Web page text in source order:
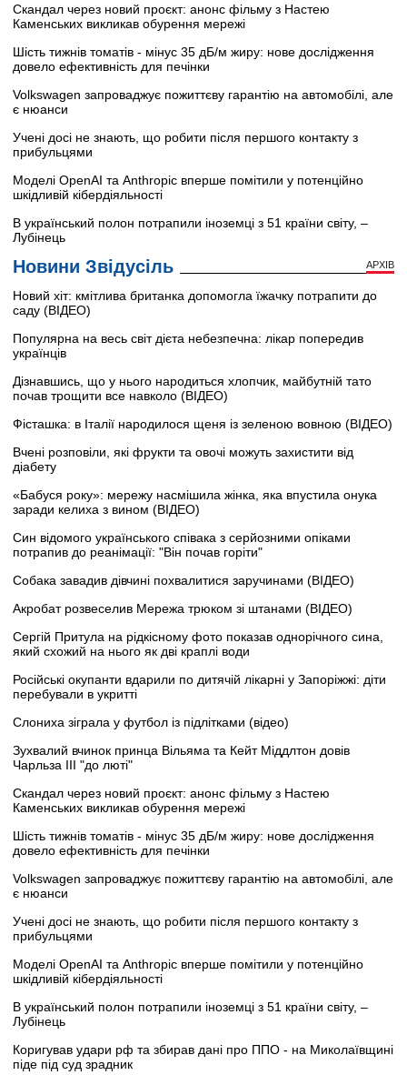
Скандал через новий проєкт: анонс фільму з Настею
Каменських викликав обурення мережі
Шість тижнів томатів - мінус 35 дБ/м жиру: нове дослідження
довело ефективність для печінки
Volkswagen запроваджує пожиттєву гарантію на автомобілі, але
є нюанси
Учені досі не знають, що робити після першого контакту з
прибульцями
Моделі OpenAI та Anthropic вперше помітили у потенційно
шкідливій кібердіяльності
В український полон потрапили іноземці з 51 країни світу, –
Лубінець
Новини Звідусіль АРХІВ
Новий хіт: кмітлива британка допомогла їжачку потрапити до
саду (ВІДЕО)
Популярна на весь світ дієта небезпечна: лікар попередив
українців
Дізнавшись, що у нього народиться хлопчик, майбутній тато
почав трощити все навколо (ВІДЕО)
Фісташка: в Італії народилося щеня із зеленою вовною (ВІДЕО)
Вчені розповіли, які фрукти та овочі можуть захистити від
діабету
«Бабуся року»: мережу насмішила жінка, яка впустила онука
заради келиха з вином (ВІДЕО)
Син відомого українського співака з серйозними опіками
потрапив до реанімації: "Він почав горіти"
Собака завадив дівчині похвалитися заручинами (ВІДЕО)
Акробат розвеселив Мережа трюком зі штанами (ВІДЕО)
Сергій Притула на рідкісному фото показав однорічного сина,
який схожий на нього як дві краплі води
Російські окупанти вдарили по дитячій лікарні у Запоріжжі: діти
перебували в укритті
Слониха зіграла у футбол із підлітками (відео)
Зухвалий вчинок принца Вільяма та Кейт Міддлтон довів
Чарльза III "до люті"
Скандал через новий проєкт: анонс фільму з Настею
Каменських викликав обурення мережі
Шість тижнів томатів - мінус 35 дБ/м жиру: нове дослідження
довело ефективність для печінки
Volkswagen запроваджує пожиттєву гарантію на автомобілі, але
є нюанси
Учені досі не знають, що робити після першого контакту з
прибульцями
Моделі OpenAI та Anthropic вперше помітили у потенційно
шкідливій кібердіяльності
В український полон потрапили іноземці з 51 країни світу, –
Лубінець
Коригував удари рф та збирав дані про ППО - на Миколаївщині
піде під суд зрадник